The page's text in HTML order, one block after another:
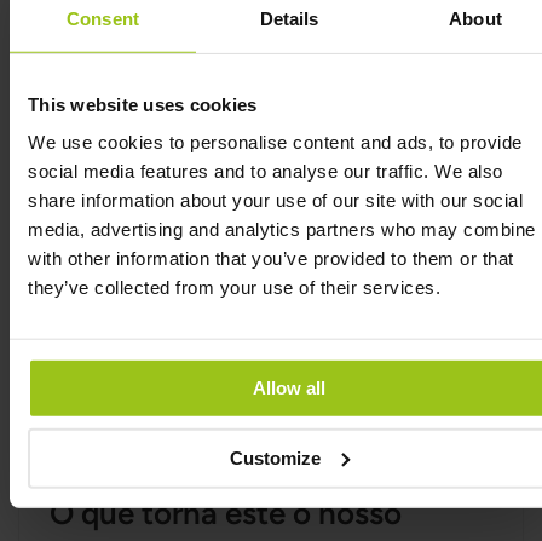
Consent Details About
This website uses cookies
We use cookies to personalise content and ads, to provide
social media features and to analyse our traffic. We also
share information about your use of our site with our social
media, advertising and analytics partners who may combine
with other information that you’ve provided to them or that
they’ve collected from your use of their services.
Allow all
Customize
psicológico normal. O magnésio é um eletrólito
importante que contribui para o equilíbrio
sistema nervoso. Poucos sabem, mas o magnésio
também desempenha um papel no processo de
divisão celular.
Cada dose diária de 3 cápsulas fornece 300 mg de
magnésio elementar. Esta fórmula premium de
magnésio é fabricada sob a norma ISO 9001 e é
naturalmente livre de glúten, soja, laticínios, OGM,
adoçantes artificiais, corantes, conservantes, óleos
hidrogenados, xarope de milho e estearato de
O que torna este o nosso